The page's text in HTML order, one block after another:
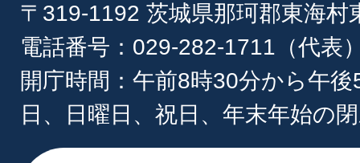
〒319-1192 茨城県那珂郡東海村
電話番号：029-282-1711（代表
開庁時間：午前8時30分から午
日、日曜日、祝日、年末年始の